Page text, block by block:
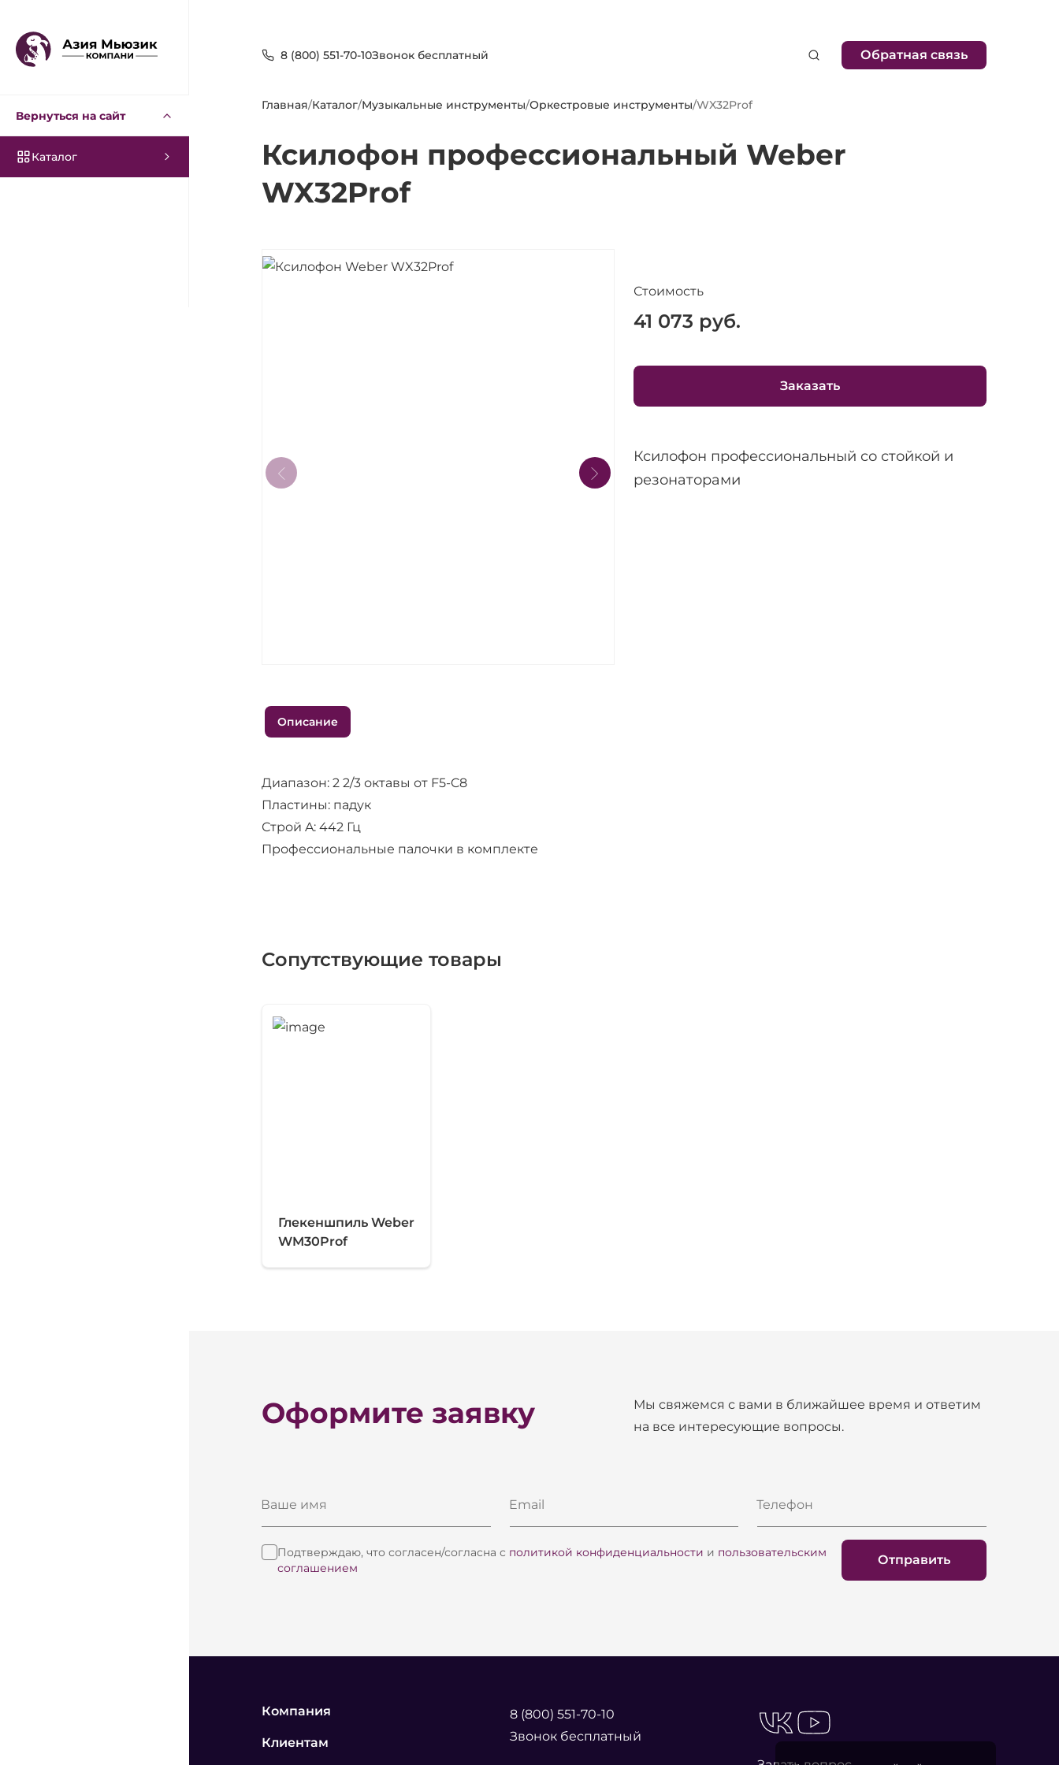
Вернуться на сайт
Каталог
8 (800) 551-70-10Звонок бесплатный Обратная связь
Главная/Каталог/Музыкальные инструменты/Оркестровые инструменты/WX32Prof
Ксилофон профессиональный Weber
WX32Prof
Стоимость
41 073 руб.
Заказать
Ксилофон профессиональный со стойкой и
резонаторами
Описание
Диапазон: 2 2/3 октавы от F5-C8
Пластины: падук
Строй A: 442 Гц
Профессиональные палочки в комплекте
Сопутствующие товары
Глекеншпиль Weber
WM30Prof
Оформите заявку
Мы свяжемся с вами в ближайшее время и ответим
на все интересующие вопросы.
Ваше имя Email Телефон
Подтверждаю, что согласен/согласна с политикой конфиденциальности и пользовательским
соглашением
Отправить
Компания
Клиентам
8 (800) 551-70-10
Звонок бесплатный